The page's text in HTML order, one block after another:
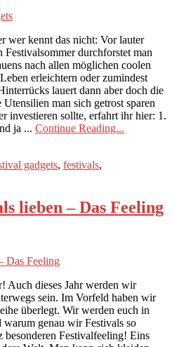
wer kennt das nicht: Vor lauter
Festivalsommer durchforstet man
nach allen möglichen coolen
erleichtern oder zumindest
lauert dann aber doch die
man sich getrost sparen
investieren sollte, erfahrt ihr hier: 1.
ja ... Continue Reading...
gadgets, festivals,
lieben – Das Feeling
Auch dieses Jahr werden wir
sein. Im Vorfeld haben wir
überlegt. Wir werden euch in
genau wir Festivals so
besonderen Festivalfeeling! Eins